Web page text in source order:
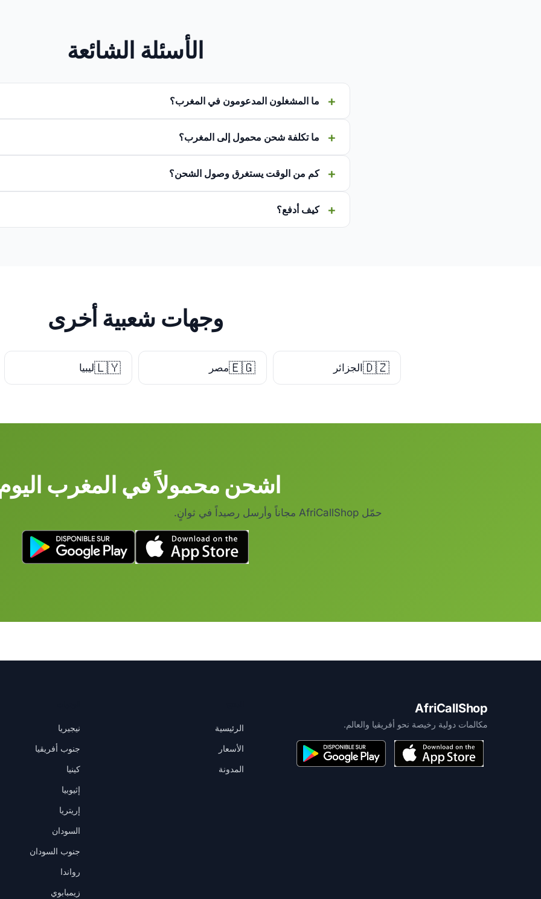
الأسئلة الشائعة
ما المشغلون المدعومون في المغرب؟
ما تكلفة شحن محمول إلى المغرب؟
كم من الوقت يستغرق وصول الشحن؟
كيف أدفع؟
وجهات شعبية أخرى
🇩🇿 الجزائر 🇪🇬مصر 🇱🇾ليبيا
اشحن محمولاً في المغرب
حمّل AfriCallShop مجاناً وأرسل رصيداً في ثوانٍ.
AfriCallShop
مكالمات دولية رخيصة نحو أفريقيا والعالم.
الرئيسية
الأسعار
المدونة
نيجيريا
جنوب أفريقيا
كينيا
إثيوبيا
إريتريا
السودان
جنوب السودان
رواندا
زيمبابوي